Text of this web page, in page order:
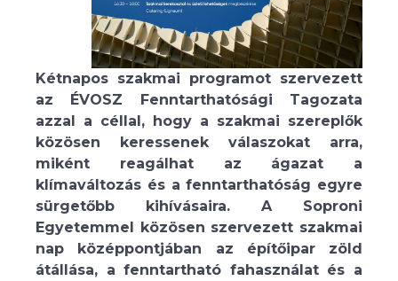
Kétnapos szakmai programot szervezett
az ÉVOSZ Fenntarthatósági Tagozata
azzal a céllal, hogy a szakmai szereplők
közösen keressenek válaszokat arra,
miként reagálhat az ágazat a
klímaváltozás és a fenntarthatóság egyre
sürgetőbb kihívásaira. A Soproni
Egyetemmel közösen szervezett szakmai
nap középpontjában az építőipar zöld
átállása, a fenntartható fahasználat és a